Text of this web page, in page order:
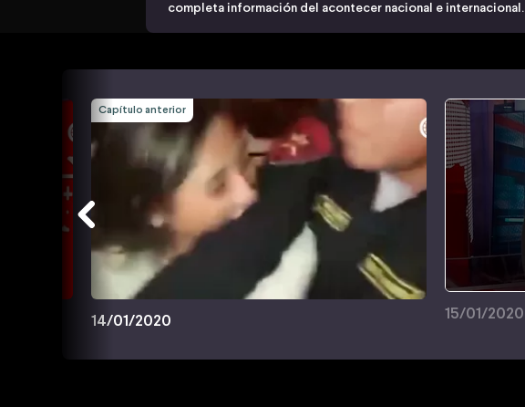
completa información del acontecer nacional e internacional.
Capítulo anterior
14/01/2020
15/01/2020